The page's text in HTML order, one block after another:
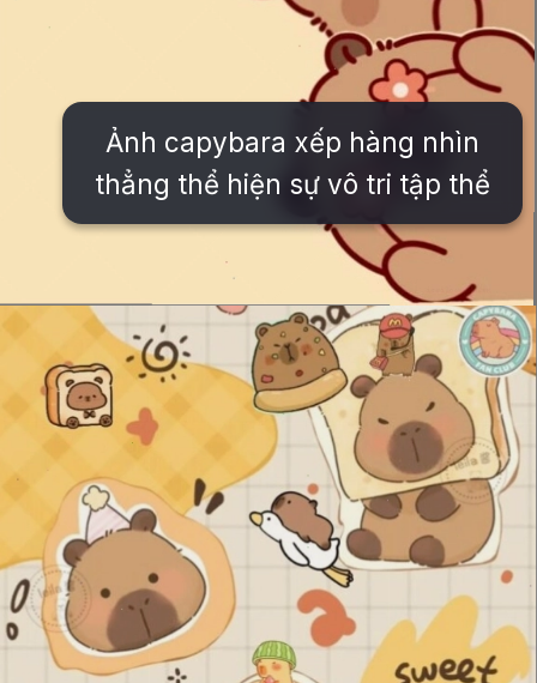
Ảnh capybara xếp hàng nhìn
thẳng thể hiện sự vô tri tập thể
Đang mở https://issiloo.edu.vn/anh-vo-tri-meme